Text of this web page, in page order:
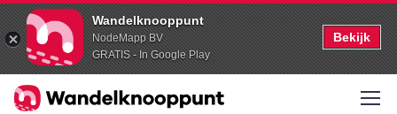
Wandelknooppunt
NodeMapp BV
GRATIS - In Google Play
Bekijk